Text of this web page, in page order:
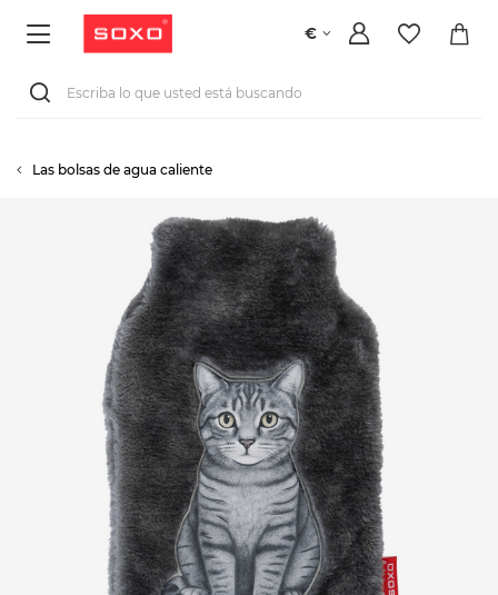
€
Las bolsas de agua caliente